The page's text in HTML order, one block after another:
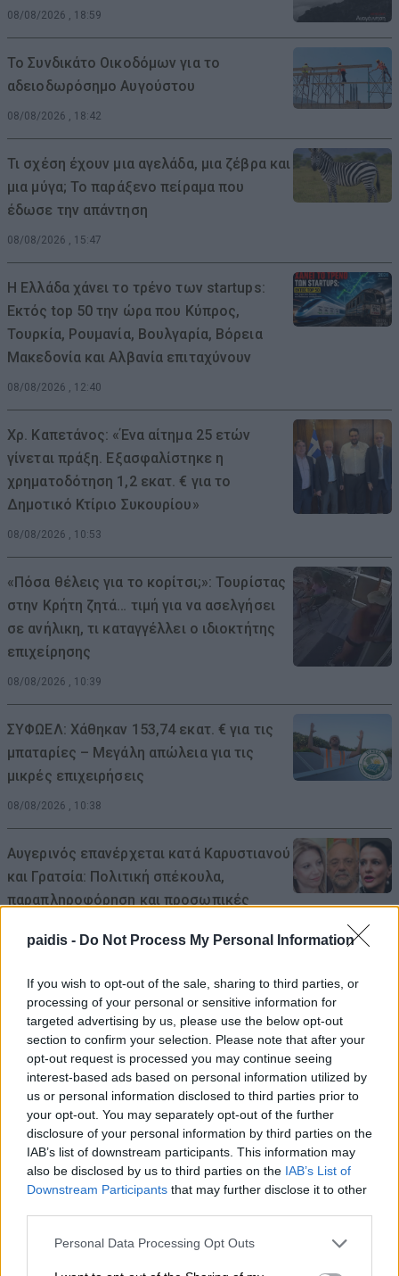
paidis - Do Not Process My Personal Information
If you wish to opt-out of the sale, sharing to third parties, or
processing of your personal or sensitive information for
targeted advertising by us, please use the below opt-out
section to confirm your selection. Please note that after your
opt-out request is processed you may continue seeing
interest-based ads based on personal information utilized by
us or personal information disclosed to third parties prior to
your opt-out. You may separately opt-out of the further
disclosure of your personal information by third parties on the
IAB’s list of downstream participants. This information may
also be disclosed by us to third parties on the IAB’s List of
Downstream Participants that may further disclose it to other
Personal Data Processing Opt Outs
08/08/2026 , 18:59
Το Συνδικάτο Οικοδόμων για το
αδειοδωρόσημο Αυγούστου
08/08/2026 , 18:42
Τι σχέση έχουν μια αγελάδα, μια ζέβρα και
μια μύγα; Το παράξενο πείραμα που
έδωσε την απάντηση
08/08/2026 , 15:47
Η Ελλάδα χάνει το τρένο των startups:
Εκτός top 50 την ώρα που Κύπρος,
Τουρκία, Ρουμανία, Βουλγαρία, Βόρεια
Μακεδονία και Αλβανία επιταχύνουν
08/08/2026 , 12:40
Χρ. Καπετάνος: «Ένα αίτημα 25 ετών
γίνεται πράξη. Εξασφαλίστηκε η
χρηματοδότηση 1,2 εκατ. € για το
Δημοτικό Κτίριο Συκουρίου»
08/08/2026 , 10:53
«Πόσα θέλεις για το κορίτσι;»: Τουρίστας
στην Κρήτη ζητά… τιμή για να ασελγήσει
σε ανήλικη, τι καταγγέλλει ο ιδιοκτήτης
επιχείρησης
08/08/2026 , 10:39
ΣΥΦΩΕΛ: Χάθηκαν 153,74 εκατ. € για τις
μπαταρίες – Μεγάλη απώλεια για τις
μικρές επιχειρήσεις
08/08/2026 , 10:38
Αυγερινός επανέρχεται κατά Καρυστιανού
και Γρατσία: Πολιτική σπέκουλα,
παραπληροφόρηση και προσωπικές
Δείτε εδώ όλα τα νέα